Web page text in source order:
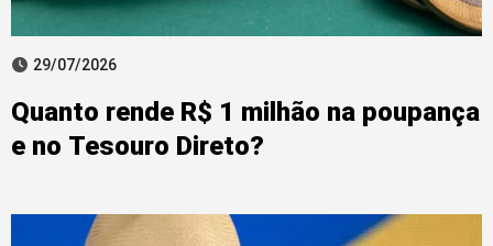
29/07/2026
Quanto rende R$ 1 milhão na poupança
e no Tesouro Direto?